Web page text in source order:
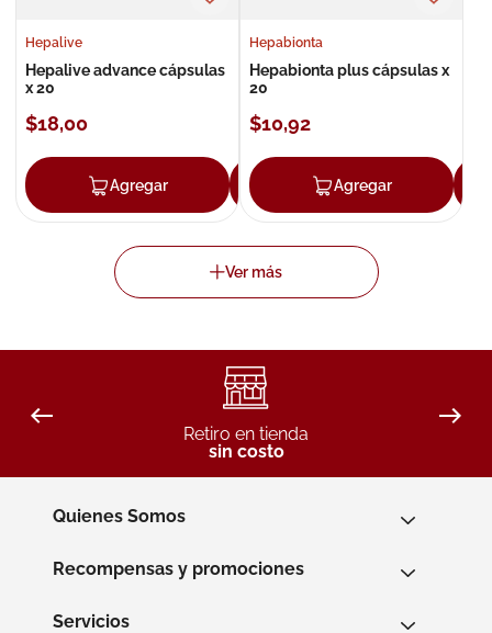
Hepalive
Hepalive advance cápsulas
x 20
$18,00
Agregar Agregar
Hepabionta
Hepabionta plus cápsulas x
20
$10,92
Agregar
Retiro en tienda
sin costo
Quienes Somos
Recompensas y promociones
Servicios